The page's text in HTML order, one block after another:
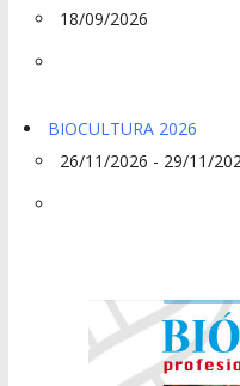
18/09/2026
BIOCULTURA 2026
26/11/2026 - 29/11/